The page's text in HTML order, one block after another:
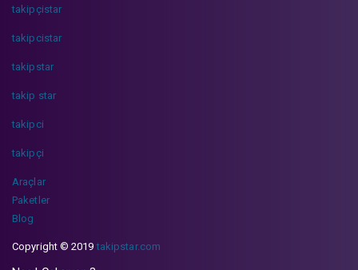
takipçistar
takipcistar
takipstar
takip star
takipci
takipçi
Araçlar
Paketler
Blog
Copyright © 2019takipstar.com